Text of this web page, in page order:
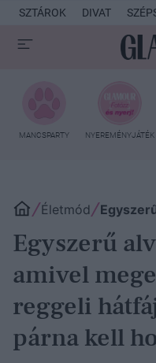
SZTÁROK DIVAT
MANCSPARTY NYEREMÉNYJÁTÉK
Életmód
Egyszerű
amivel
reggeli
párna kell